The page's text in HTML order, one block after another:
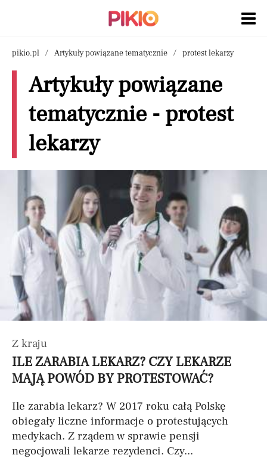
pikio.pl Artykuły powiązane tematycznie protest lekarzy
Artykuły powiązane
tematycznie - protest
lekarzy
Z kraju
ILE ZARABIA LEKARZ? CZY LEKARZE
MAJĄ POWÓD BY PROTESTOWAĆ?
Ile zarabia lekarz? W 2017 roku całą Polskę
obiegały liczne informacje o protestujących
medykach. Z rządem w sprawie pensji
negocjowali lekarze rezydenci. Czy...